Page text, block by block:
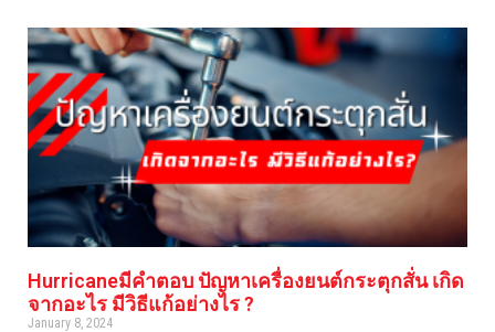
Hurricaneมีคำตอบ ปัญหาเครื่องยนต์กระตุกสั่น เกิด
จากอะไร มีวิธีแก้อย่างไร ?
January 8, 2024